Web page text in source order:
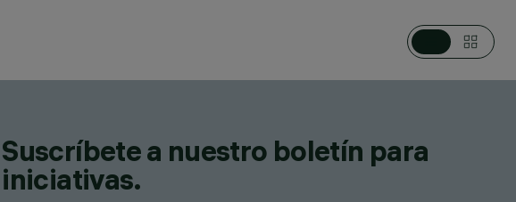
a nuestro boletín para